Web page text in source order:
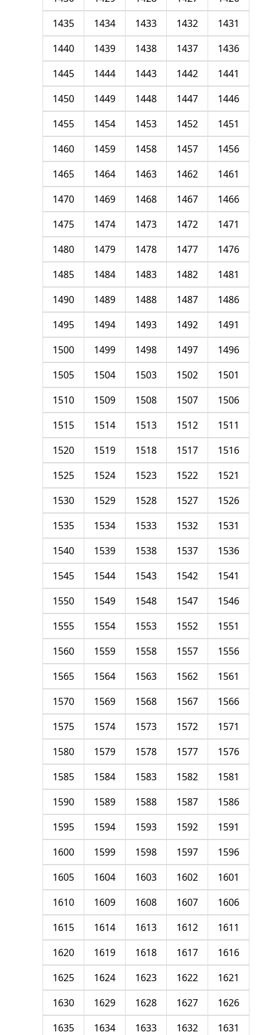
1431
1432
1433
1434
1435
1436
1437
1438
1439
1440
1441
1442
1443
1444
1445
1446
1447
1448
1449
1450
1451
1452
1453
1454
1455
1456
1457
1458
1459
1460
1461
1462
1463
1464
1465
1466
1467
1468
1469
1470
1471
1472
1473
1474
1475
1476
1477
1478
1479
1480
1481
1482
1483
1484
1485
1486
1487
1488
1489
1490
1491
1492
1493
1494
1495
1496
1497
1498
1499
1500
1501
1502
1503
1504
1505
1506
1507
1508
1509
1510
1511
1512
1513
1514
1515
1516
1517
1518
1519
1520
1521
1522
1523
1524
1525
1526
1527
1528
1529
1530
1531
1532
1533
1534
1535
1536
1537
1538
1539
1540
1541
1542
1543
1544
1545
1546
1547
1548
1549
1550
1551
1552
1553
1554
1555
1556
1557
1558
1559
1560
1561
1562
1563
1564
1565
1566
1567
1568
1569
1570
1571
1572
1573
1574
1575
1576
1577
1578
1579
1580
1581
1582
1583
1584
1585
1586
1587
1588
1589
1590
1591
1592
1593
1594
1595
1596
1597
1598
1599
1600
1601
1602
1603
1604
1605
1606
1607
1608
1609
1610
1611
1612
1613
1614
1615
1616
1617
1618
1619
1620
1621
1622
1623
1624
1625
1626
1627
1628
1629
1630
1631
1632
1633
1634
1635